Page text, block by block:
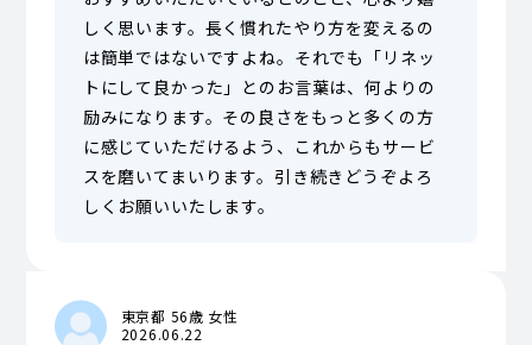
しく思います。長く慣れたやり方を変えるの
は簡単ではないですよね。それでも「リネッ
トにして良かった」とのお言葉は、何よりの
励みになります。その良さをもっと多くの方
に感じていただけるよう、これからもサービ
スを磨いてまいります。引き続きどうぞよろ
しくお願いいたします。
東京都 56歳 女性
2026.06.22